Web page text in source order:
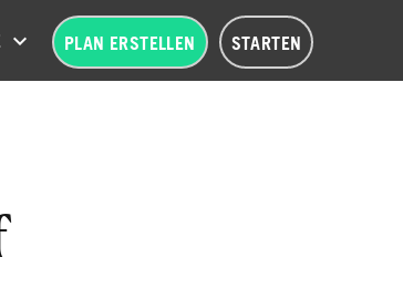
(DE)
PLAN ERSTELLEN STARTEN